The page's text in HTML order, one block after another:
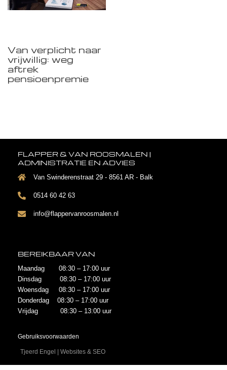
Van verplicht naar
vrijwillig: weg
aftrek
pensioenpremie
FLAPPER & VAN ROOSMALEN |
ADMINISTRATIE EN ADVIES
Van Swinderenstraat 29 - 8561 AR - Balk
0514 60 42 63
info@flappervanroosmalen.nl
BEREIKBAAR VAN
Maandag 08:30 – 17:00 uur
Dinsdag 08:30 – 17:00 uur
Woensdag 08:30 – 17:00 uur
Donderdag 08:30 – 17:00 uur
Vrijdag 08:30 – 13:00 uur
Gebruiksvoorwaarden
Tjeerd Engel | Websites & SEO